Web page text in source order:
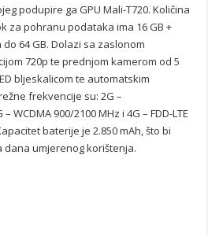
podupire ga GPU Mali-T720. Količina
za pohranu podataka ima 16 GB +
64 GB. Dolazi sa zaslonom
720p te prednjom kamerom od 5
bljeskalicom te automatskim
frekvencije su: 2G –
WCDMA 900/2100 MHz i 4G – FDD-LTE
baterije je 2.850 mAh, što bi
umjerenog korištenja.